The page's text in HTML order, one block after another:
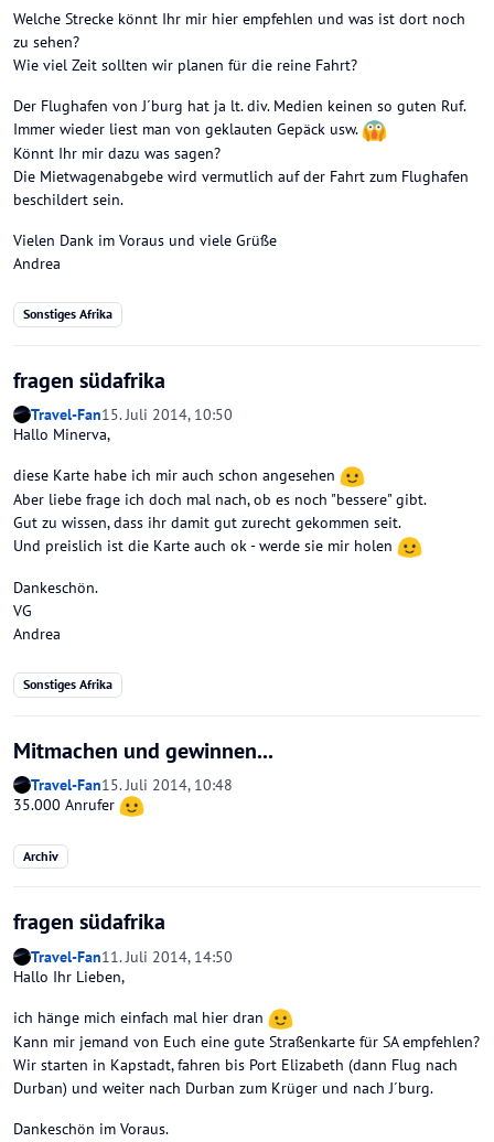
Welche Strecke könnt Ihr mir hier empfehlen und was ist dort noch
zu sehen?
Wie viel Zeit sollten wir planen für die reine Fahrt?
Der Flughafen von J´burg hat ja lt. div. Medien keinen so guten Ruf.
Immer wieder liest man von geklauten Gepäck usw.
Könnt Ihr mir dazu was sagen?
Die Mietwagenabgebe wird vermutlich auf der Fahrt zum Flughafen
beschildert sein.
Vielen Dank im Voraus und viele Grüße
Andrea
Sonstiges Afrika
fragen südafrika
Travel-Fan15. Juli 2014, 10:50
Hallo Minerva,
diese Karte habe ich mir auch schon angesehen
Aber liebe frage ich doch mal nach, ob es noch "bessere" gibt.
Gut zu wissen, dass ihr damit gut zurecht gekommen seit.
Und preislich ist die Karte auch ok - werde sie mir holen
Dankeschön.
VG
Andrea
Sonstiges Afrika
Mitmachen und gewinnen...
Travel-Fan15. Juli 2014, 10:48
35.000 Anrufer
Archiv
fragen südafrika
Travel-Fan11. Juli 2014, 14:50
Hallo Ihr Lieben,
ich hänge mich einfach mal hier dran
Kann mir jemand von Euch eine gute Straßenkarte für SA empfehlen?
Wir starten in Kapstadt, fahren bis Port Elizabeth (dann Flug nach
Durban) und weiter nach Durban zum Krüger und nach J´burg.
Dankeschön im Voraus.